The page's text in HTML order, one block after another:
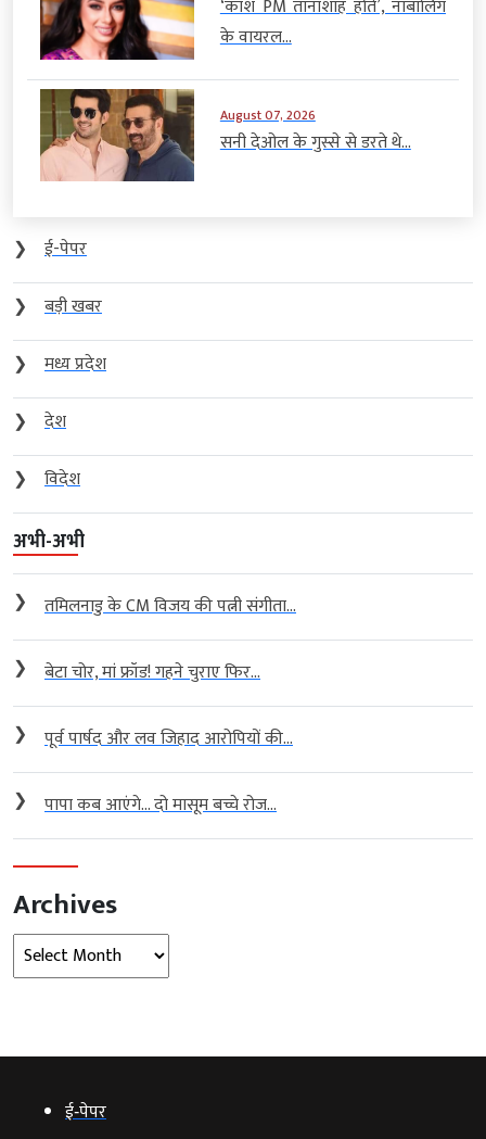
‘काश PM तानाशाह होते’, नाबालिग
के वायरल...
August 07, 2026
सनी देओल के गुस्से से डरते थे...
❯
ई-पेपर
❯
बड़ी खबर
❯
मध्य प्रदेश
❯
देश
❯
विदेश
अभी-अभी
❯ तमिलनाडु के CM विजय की पत्नी संगीता...
❯ बेटा चोर, मां फ्रॉड! गहने चुराए फिर...
❯ पूर्व पार्षद और लव जिहाद आरोपियों की...
❯ पापा कब आएंगे… दो मासूम बच्चे रोज...
Archives
Archives
ई‑पेपर